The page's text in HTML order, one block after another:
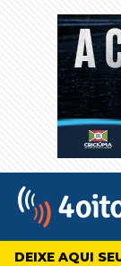
4oito
DEIXE AQUI